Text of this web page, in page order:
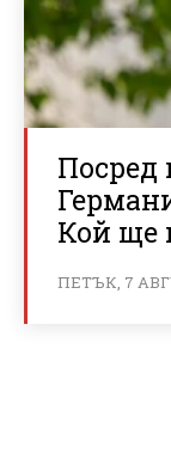
Посред
Кой ще
ПЕТЪК, 7